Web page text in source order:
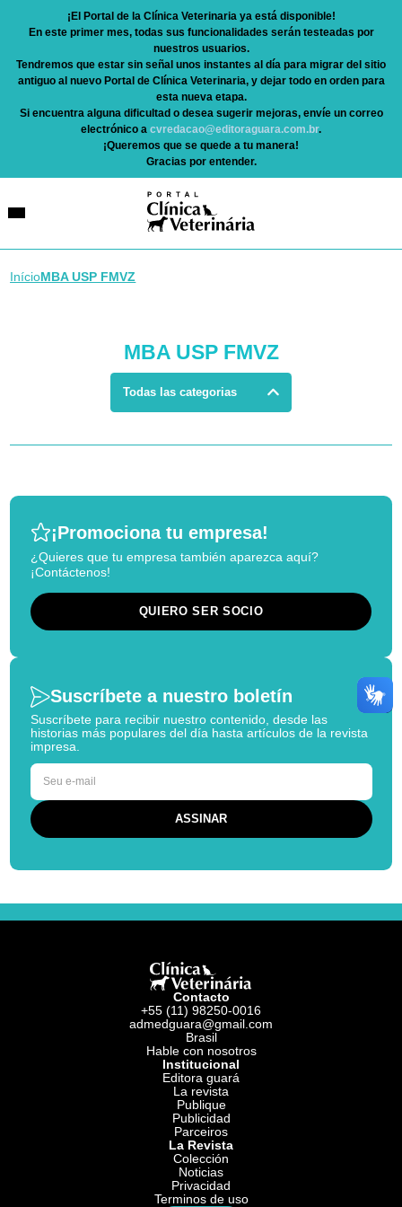
¡El Portal de la Clínica Veterinaria ya está disponible!
En este primer mes, todas sus funcionalidades serán testeadas por
nuestros usuarios.
Tendremos que estar sin señal unos instantes al día para migrar del sitio
antiguo al nuevo Portal de Clínica Veterinaria, y dejar todo en orden para
esta nueva etapa.
Si encuentra alguna dificultad o desea sugerir mejoras, envíe un correo
electrónico a cvredacao@editoraguara.com.br.
¡Queremos que se quede a tu manera!
Gracias por entender.
InícioMBA USP FMVZ
MBA USP FMVZ
Todas las categorias
¡Promociona tu empresa!
¿Quieres que tu empresa también aparezca aquí?
¡Contáctenos!
QUIERO SER SOCIO
Suscríbete a nuestro boletín
Suscríbete para recibir nuestro contenido, desde las
historias más populares del día hasta artículos de la revista
impresa.
Al continuar acepto losTérminos y Condiciones
de Clínica Veterinária.
Contacto
+55 (11) 98250-0016
admedguara@gmail.com
Brasil
Hable con nosotros
Institucional
Editora guará
La revista
Publique
Publicidad
Parceiros
La Revista
Colección
Noticias
Privacidad
Terminos de uso